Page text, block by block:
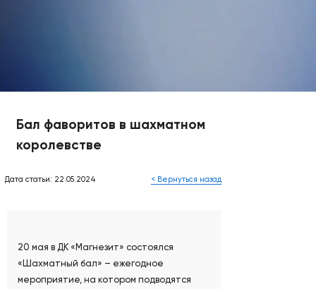
Бал фаворитов в шахматном
королевстве
Дата статьи: 22.05.2024
20 мая в ДК «Магнезит» состоялся
«Шахматный бал» – ежегодное
мероприятие, на котором подводятся
< Вернуться назад